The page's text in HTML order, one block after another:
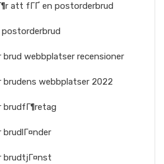
att fГҐ en postorderbrud
webbplatser recensioner
webbplatser 2022
brudtjГ¤nst